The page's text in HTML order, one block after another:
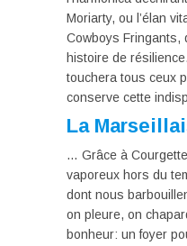
Moriarty, ou l’élan
Cowboys Fringants,
histoire de
touchera tous ceux
conserve cette
La
… Grâce à
vaporeux hors du
dont nous
on pleure, on
bonheur: un foyer